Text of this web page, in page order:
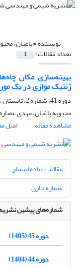
نویسنده =باغبان،
تعداد مقالات: 1
بهینه‌سازی مکان
ژنتیک موازی در یک
دوره 41، شماره 2، تابستان 1401، صفحه
محبوبه باغبان، مهدی
مشاهده مقاله
اصل
مقالات آماده انتشار
شماره جاری
شماره‌های پیشین نشریه
دوره 45 (1405)
دوره 44 (1404)